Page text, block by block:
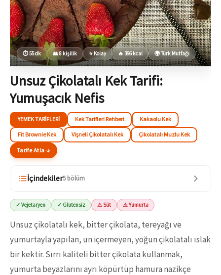
⏱ 55 dk 👥 8 kişilik ⭐ Kolay 🔥 396 kcal 🌍 Türk Mutfağı
Unsuz Çikolatalı Kek Tarifi:
Yumuşacık Nefis
YEMEK TARIFLERI Kek Tarifleri Rehberi Kakaolu Kek
Fit Brownie Kek Vişneli Çikolatalı Kek Çikolatalı Muzlu Kek
Tarife Atla ↓
İçindekiler5 bölüm
✓ Vejetaryen ✓ Glutensiz ⚠ Süt ⚠ Yumurta
Unsuz çikolatalı kek, bitter çikolata, tereyağı ve
yumurtayla yapılan, un içermeyen, yoğun çikolatalı ıslak
bir kektir. Sırrı kaliteli bitter çikolata kullanmak,
yumurta beyazlarını ayrı köpürtüp hamura nazikçe